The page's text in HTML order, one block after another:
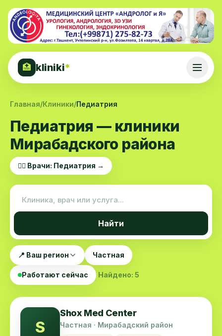
🏥 kliniki*
Главная/Клиники/Педиатрия
Педиатрия — клиники
Мирабадского района
👨‍⚕️ Врачи: Педиатрия →
Найти
📍 Ваш регион Частная
Работают сейчас Найдено: 5
S
Shox Med Center
Частная · Мирабадский район